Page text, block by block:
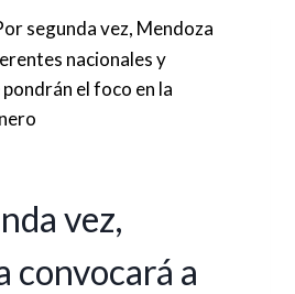
segunda vez, Mendoza
nacionales y
el foco en la
vez,
convocará a